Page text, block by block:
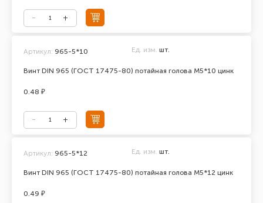
Винт DIN 965 (ГОСТ 17475-80) потайная голова М5*10 цинк
Артикул: 965-5*10 Ед. изм. шт.
0.48 ₽
Винт DIN 965 (ГОСТ 17475-80) потайная голова М5*12 цинк
Артикул: 965-5*12 Ед. изм. шт.
0.49 ₽